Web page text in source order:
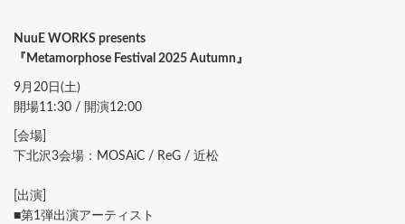
NuuE WORKS presents
『Metamorphose Festival 2025 Autumn』
9月20日(土)
開場11:30 / 開演12:00
[会場]
下北沢3会場：MOSAiC / ReG / 近松
[出演]
■第1弾出演アーティスト